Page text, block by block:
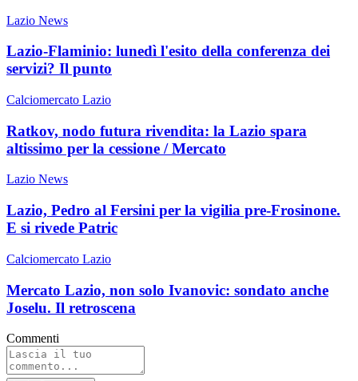
Lazio News
Lazio-Flaminio: lunedì l'esito della conferenza dei
servizi? Il punto
Calciomercato Lazio
Ratkov, nodo futura rivendita: la Lazio spara
altissimo per la cessione / Mercato
Lazio News
Lazio, Pedro al Fersini per la vigilia pre-Frosinone.
E si rivede Patric
Calciomercato Lazio
Mercato Lazio, non solo Ivanovic: sondato anche
Joselu. Il retroscena
Commenti